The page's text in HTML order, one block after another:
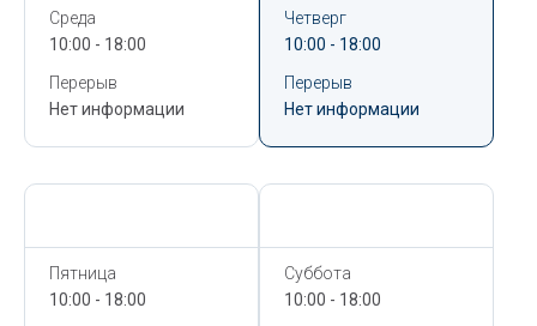
Среда
10:00 - 18:00
Перерыв
Нет информации
Четверг
10:00 - 18:00
Перерыв
Нет информации
Пятница
10:00 - 18:00
Суббота
10:00 - 18:00